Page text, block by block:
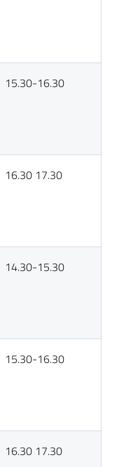
15.30-16.30
16.30 17.30
14.30-15.30
15.30-16.30
16.30 17.30